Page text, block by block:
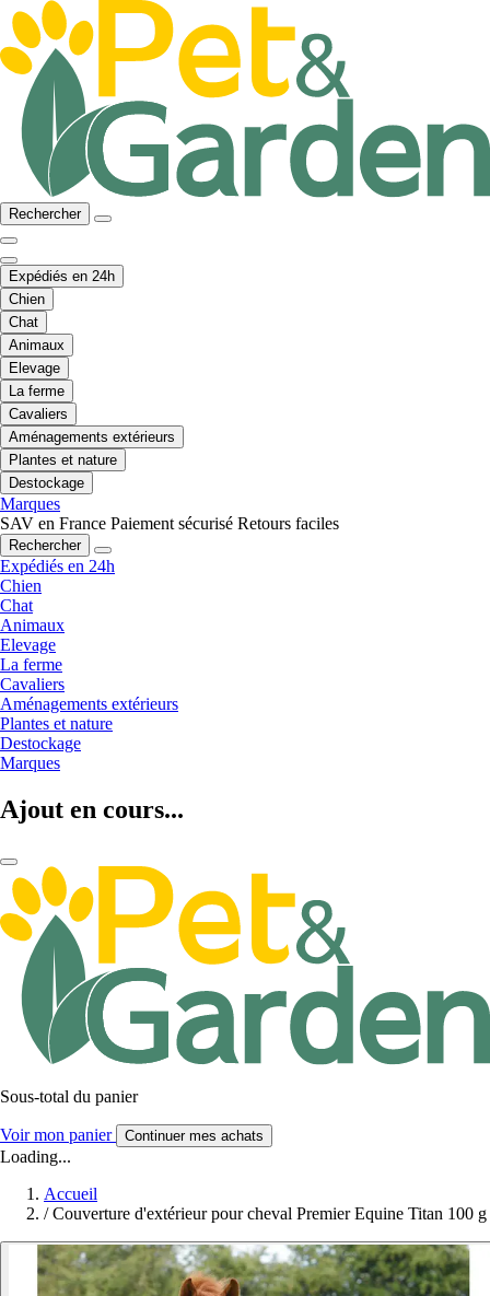
Rechercher
Expédiés en 24h
Chien
Chat
Animaux
Elevage
La ferme
Cavaliers
Aménagements extérieurs
Plantes et nature
Destockage
Marques
SAV en France Paiement sécurisé Retours faciles
Rechercher
Expédiés en 24h
Chien
Chat
Animaux
Elevage
La ferme
Cavaliers
Aménagements extérieurs
Plantes et nature
Destockage
Marques
Ajout en cours...
Sous-total du panier
Voir mon panier Continuer mes achats
Loading...
Accueil
/ Couverture d'extérieur pour cheval Premier Equine Titan 100 g